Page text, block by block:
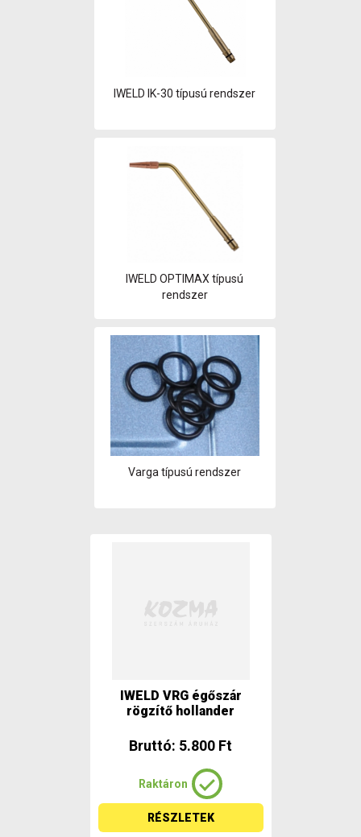
IWELD IK-30 típusú rendszer
IWELD OPTIMAX típusú
rendszer
Varga típusú rendszer
IWELD VRG égőszár
rögzítő hollander
Bruttó: 5.800 Ft
Raktáron
RÉSZLETEK